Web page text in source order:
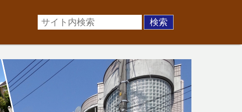
相場に準じた売却金額、「買取」は短期ではあるが相場より
却のお悩みを全国の専門家が解決致します！